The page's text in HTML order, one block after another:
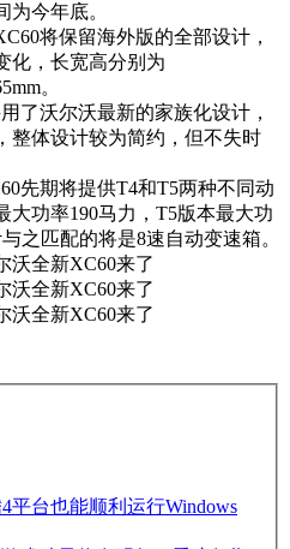
为今年底。
将保留海外版的全部设计，
化，长宽高分别为
。
了沃尔沃最新的家族化设计，
整体设计较为简约，但不失时
先期将提供T4和T5两种不同动
大功率190马力，T5版本最大功
之匹配的将是8速自动变速箱。
平台也能顺利运行Windows